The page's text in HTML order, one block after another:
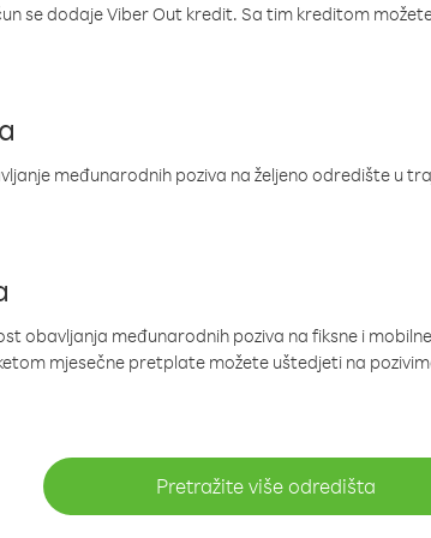
se dodaje Viber Out kredit. Sa tim kreditom
međunarodnih poziva na željeno odredište u
obavljanja međunarodnih poziva na fiksne i
mjesečne pretplate možete uštedjeti na
Pretražite više odredišta